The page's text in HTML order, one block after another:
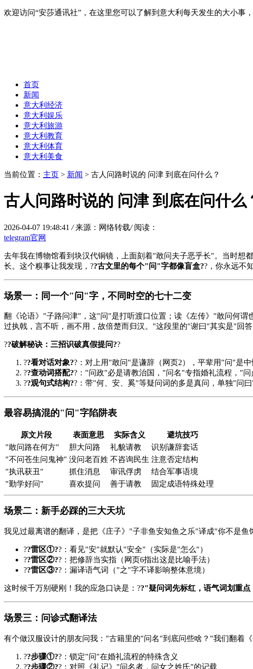
欢迎访问“安莎通讯社”，在这里您可以了解到意大利每天发生的大小事
首页
新闻
意大利经济
意大利娱乐
意大利旅游
意大利教育
意大利体育
意大利美食
当前位置： 主页 > 新闻 > 古人问路时说的 问津 到底在问什么？
古人问路时说的 问津 到底在问什么
2026-04-07 19:48:41 / 来源：网络转载/ 阅读：
telegram官网
去年我在博物馆看到块汉代铜镜，上面刻着"敢问夫子恶乎长"。当时
长。这个糗事让我发现，??古文里的每个"问"字都像盲盒??，你永远不
场景一：同一个"问"字，不同时空的七十二变
翻《论语》"子路问津"，这"问"是打听渡口位置；读《左传》"敢问何
过执戟，言不听，画不用，故倍楚而归汉。"这段里的"谢曰"其实是"回
??破解秘诀：三招识破真假提问??
??看对话对象??：对上用"敢问"是谦辞（网页2），平辈用"问"是
??查动词搭配??："问政"必是请教治国，"问名"专指婚礼流程，"问
??观句式结构??：带"何、安、奚"等疑问词的多是真问，单独"问曰
最容易搞混的"问"字陷阱表
原文片段 表面意思 实际含义
避坑技巧
"敢问路在何方"
胆大问路 礼貌请教
识别谦辞套话
"不问苍生问鬼神" 没问老百姓 不咨询民生 注意否定结构
"执讯获丑"
抓住消息 审讯俘虏
结合军事语境
"勤学好问"
喜欢提问 善于请教 固定成语特殊处理
场景二：新手必踩的三大天坑
我见过最离谱的翻译，是把《庄子》"子非鱼安知鱼之乐"译成"你不是鱼
??雷区①??：看见"安"就默认"安全"（实际是"怎么"）
??雷区②??：把修辞当实指（网页6指出这是比喻手法）
??雷区③??：漏译语气词（"之"字不译影响整体意境）
这时候千万别硬刚！我的应急口诀是：??"疑问词先标红，语气词划重
场景三：问诊式翻译法
有个做汉服设计的朋友问我："古籍里的"问名"到底问些啥？"我们翻着《
??步骤①??：锁定"问"在婚礼流程的特殊含义
??步骤②??：对照《礼记》"问名者，问女之姓氏"的记载